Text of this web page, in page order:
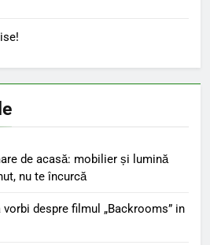
de acasă: mobilier și lumină
nu te încurcă
despre filmul „Backrooms” in